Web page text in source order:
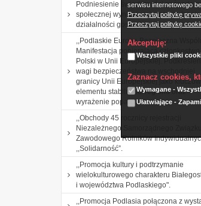
serwisu internetowego
Przeczytaj politykę
Przeczytaj politykę
Akceptuję:
Wszystkie pliki
Zaznacz cookies,
Wymagane -
Ułatwiające -
Podniesienie świadomości
społecznej wynikającej z prowadzenia
działalności gospodarczej.
,,Podlaskie Europa Bezpieczna
Manifestacja popierająca członkostwo
Polski w Unii Europejskiej.
wagi bezpieczeństwa na wschodniej
granicy Unii Europejskiej jako
elementu stabilności regionu oraz
wyrażenie poparcia
,,Obchody 45 rocznicy rejestracji
Niezależnego Samorządnego Związku
Zawodowego Rolników
,,Solidarność”.
,,Promocja kultury i podtrzymanie
wielokulturowego charakteru
i województwa Podlaskiego".
,,Promocja Podlasia połączona z